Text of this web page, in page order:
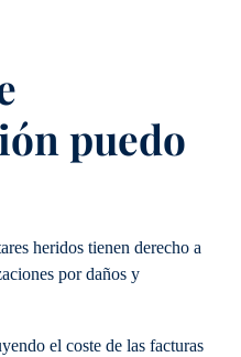
puedo
heridos tienen derecho a
por daños y
el coste de las facturas